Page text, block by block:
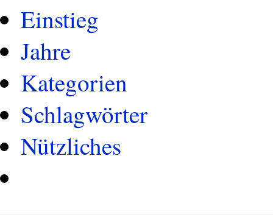
Einstieg
Jahre
Kategorien
Schlagwörter
Nützliches